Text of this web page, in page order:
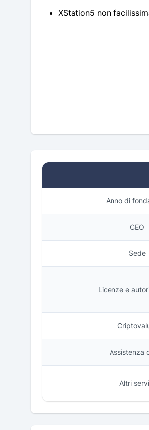
XStation5 non
Anno di
CEO
Sede
Licenze e
Assistenza
Altri